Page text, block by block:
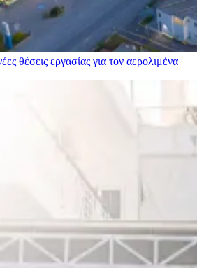
θέσεις εργασίας για τον αερολιμένα